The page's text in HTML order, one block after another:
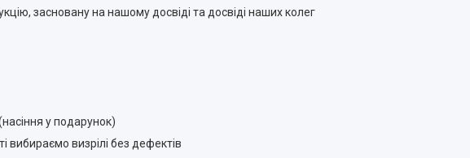
засновану на нашому досвіді та досвіді наших колег
у подарунок)
вибираємо визрілі без дефектів